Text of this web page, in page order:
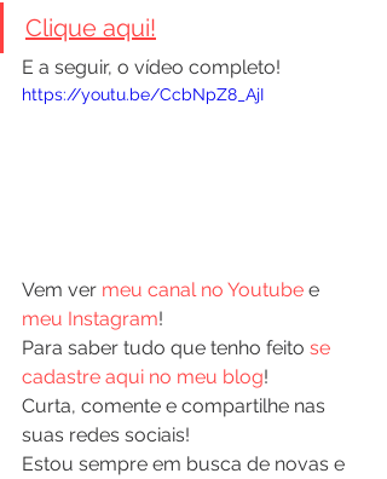
Clique aqui!
E a seguir, o vídeo completo!
https://youtu.be/CcbNpZ8_AjI
Vem ver meu canal no Youtube e
meu Instagram!
Para saber tudo que tenho feito se
cadastre aqui no meu blog!
Curta, comente e compartilhe nas
suas redes sociais!
Estou sempre em busca de novas e